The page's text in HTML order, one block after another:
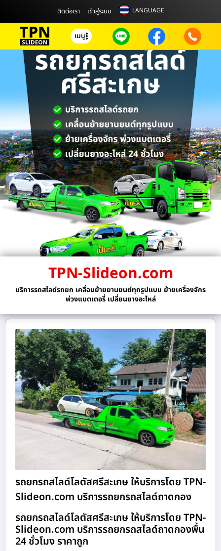
ติดต่อเรา เข้าสู่ระบบ LANGUAGE
เมนู
TPN-Slideon.com
บริการรถสไลด์รถยก เคลื่อนย้ายยานยนต์ทุกรูปแบบ ย้ายเครื่องจักร
พ่วงแบตเตอรี่ เปลี่ยนยางอะไหล่
รถยกรถสไลด์โลตัสศรีสะเกษ ให้บริการโดย TPN-
Slideon.com บริการรถยกรถสไลด์ถาดกอง
รถยกรถสไลด์โลตัสศรีสะเกษ ให้บริการโดย TPN-
Slideon.com บริการรถยกรถสไลด์ถาดกองพื้น
24 ชั่วโมง ราคาถูก